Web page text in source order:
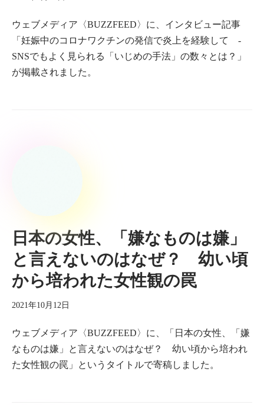
ウェブメディア〈BUZZFEED〉に、インタビュー記事
「妊娠中のコロナワクチンの発信で炎上を経験して -
SNSでもよく見られる「いじめの手法」の数々とは？」
が掲載されました。
日本の女性、「嫌なものは嫌」
と言えないのはなぜ？ 幼い頃
から培われた女性観の罠
2021年10月12日
ウェブメディア〈BUZZFEED〉に、「日本の女性、「嫌
なものは嫌」と言えないのはなぜ？ 幼い頃から培われ
た女性観の罠」というタイトルで寄稿しました。